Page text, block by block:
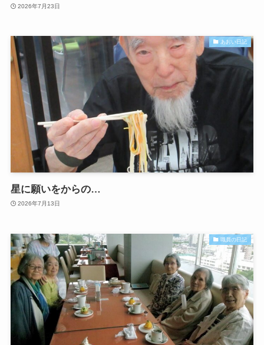
2026年7月23日
あおい日記
星に願いをからの…
2026年7月13日
職員の日記